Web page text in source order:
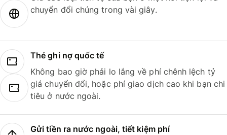
chuyển đổi chúng trong vài giây.
Thẻ ghi nợ quốc tế
Không bao giờ phải lo lắng về phí chênh lệch tỷ
giá chuyển đổi, hoặc phí giao dịch cao khi bạn chi
tiêu ở nước ngoài.
Gửi tiền ra nước ngoài, tiết kiệm phí